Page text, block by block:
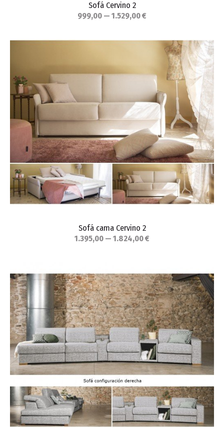
Sofá Cervino 2
999,00 — 1.529,00 €
Sofá cama Cervino 2
1.395,00 — 1.824,00 €